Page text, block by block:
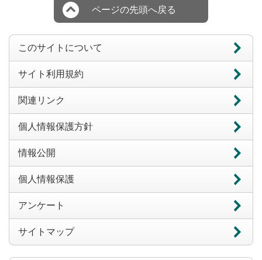
ページの先頭へ戻る
このサイトについて
サイト利用規約
関連リンク
個人情報保護方針
情報公開
個人情報保護
アンケート
サイトマップ